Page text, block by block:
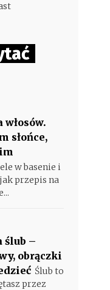
słońce,
w basenie i
przepis na
ślub –
obrączki
Ślub to
przez